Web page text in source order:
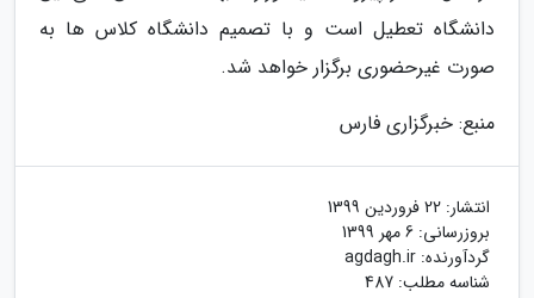
دانشگاه تعطیل است و با تصمیم دانشگاه کلاس ها به
صورت غیرحضوری برگزار خواهد شد.
منبع: خبرگزاری فارس
انتشار: 22 فروردین 1399
بروزرسانی: 6 مهر 1399
گردآورنده: agdagh.ir
شناسه مطلب: 487